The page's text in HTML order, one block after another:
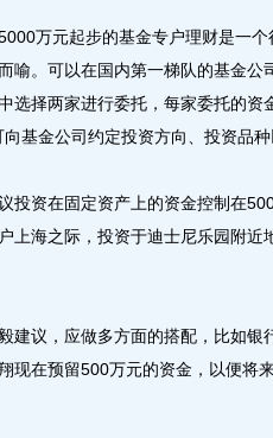
万元起步的基金专户理财是一个
喻。可以在国内第一梯队的基金公
选择两家进行委托，每家委托的资
基金公司约定投资方向、投资品种
资在固定资产上的资金控制在
上海之际，投资于迪士尼乐园附近
议，应做多方面的搭配，比如银
现在预留500万元的资金，以便将